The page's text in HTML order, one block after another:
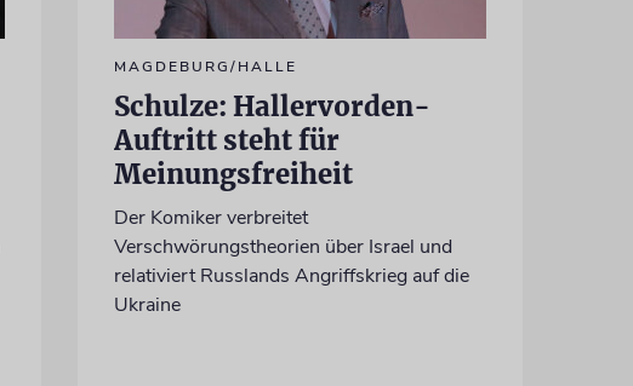
MAGDEBURG/HALLE
Schulze: Hallervorden-
Auftritt steht für
Meinungsfreiheit
Der Komiker verbreitet
Verschwörungstheorien über Israel und
relativiert Russlands Angriffskrieg auf die
Ukraine